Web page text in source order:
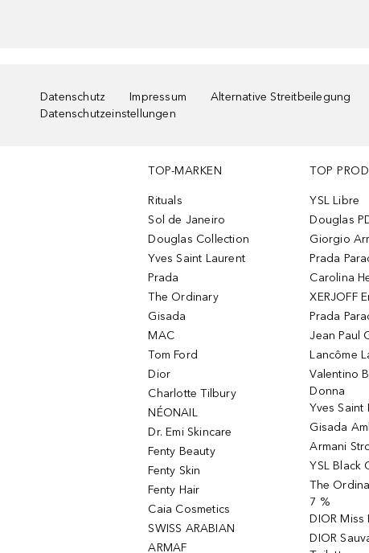
Datenschutz Impressum Alternative Streitbeilegung
Datenschutzeinstellungen
TOP-MARKEN
Rituals
Sol de Janeiro
Douglas Collection
Yves Saint Laurent
Prada
The Ordinary
Gisada
MAC
Tom Ford
Dior
Charlotte Tilbury
NÉONAIL
Dr. Emi Skincare
Fenty Beauty
Fenty Skin
Fenty Hair
Caia Cosmetics
SWISS ARABIAN
ARMAF
TOP
YSL Libre
Douglas
Giorgio
Prada
Carolina
XERJOFF
Prada
Jean Paul
Lancôme
Valentino
Donna
Yves Saint
Gisada
Armani
YSL Black
The
7 %
DIOR Miss
DIOR